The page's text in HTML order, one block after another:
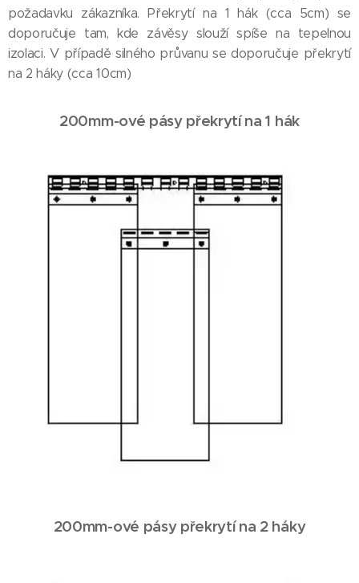
požadavku zákazníka. Překrytí na 1 hák (cca 5cm) se
doporučuje tam, kde závěsy slouží spíše na tepelnou
izolaci. V případě silného průvanu se doporučuje překrytí
na 2 háky (cca 10cm)
200mm-ové pásy překrytí na 1 hák
200mm-ové pásy překrytí na 2 háky